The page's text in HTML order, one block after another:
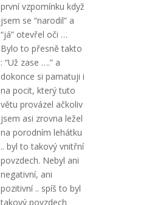
první vzpomínku když
jsem se “narodil” a
“já” otevřel oči …
Bylo to přesně takto
: “Už zase ….” a
dokonce si pamatuji i
na pocit, který tuto
větu provázel ačkoliv
jsem asi zrovna ležel
na porodním lehátku
.. byl to takový vnitřní
povzdech. Nebyl ani
negativní, ani
pozitivní .. spíš to byl
takový povzdech